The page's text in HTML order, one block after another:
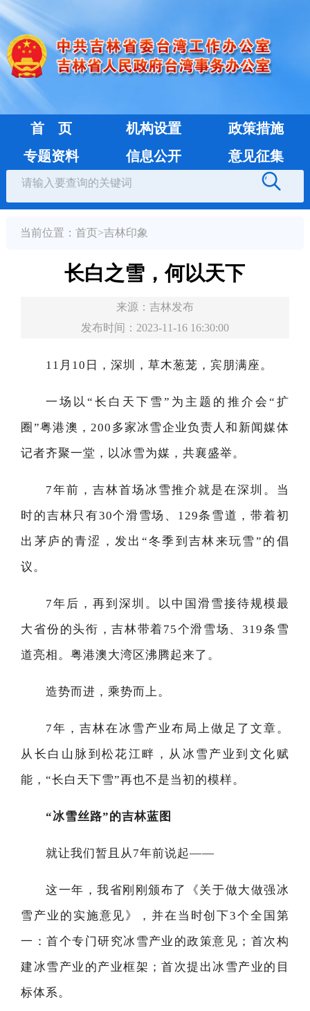
首 页 机构设置
政策措施
专题资料
信息公开 意见征集
当前位置： 首页>吉林印象
长白之雪，何以天下
来源： 吉林发布
发布时间：2023-11-16 16:30:00
11月10日，深圳，草木葱茏，宾朋满座。
一场以“长白天下雪”为主题的推介会“扩
圈”粤港澳，200多家冰雪企业负责人和新闻媒体
记者齐聚一堂，以冰雪为媒，共襄盛举。
7年前，吉林首场冰雪推介就是在深圳。当
时的吉林只有30个滑雪场、129条雪道，带着初
出茅庐的青涩，发出“冬季到吉林来玩雪”的倡
议。
7年后，再到深圳。以中国滑雪接待规模最
大省份的头衔，吉林带着75个滑雪场、319条雪
道亮相。粤港澳大湾区沸腾起来了。
造势而进，乘势而上。
7年，吉林在冰雪产业布局上做足了文章。
从长白山脉到松花江畔，从冰雪产业到文化赋
能，“长白天下雪”再也不是当初的模样。
“冰雪丝路”的吉林蓝图
就让我们暂且从7年前说起——
这一年，我省刚刚颁布了《关于做大做强冰
雪产业的实施意见》，并在当时创下3个全国第
一：首个专门研究冰雪产业的政策意见；首次构
建冰雪产业的产业框架；首次提出冰雪产业的目
标体系。